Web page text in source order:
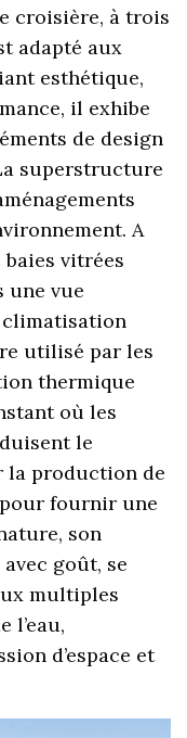
croisière, à trois
adapté aux
esthétique,
il exhibe
de design
superstructure
A
baies vitrées
une vue
climatisation
utilisé par les
thermique
où les
le
la production de
fournir une
son
goût, se
multiples
l’eau,
d’espace et